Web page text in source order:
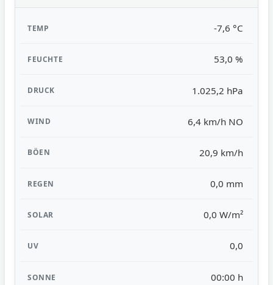
-7,6 °C
53,0 %
1.025,2 hPa
6,4 km/h NO
20,9 km/h
0,0 mm
0,0 W/m²
0,0
00:00 h